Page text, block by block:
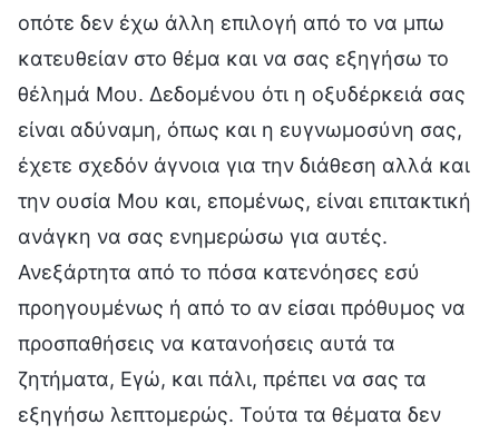
οπότε δεν έχω άλλη επιλογή από το να μπω
κατευθείαν στο θέμα και να σας εξηγήσω το
θέλημά Μου. Δεδομένου ότι η οξυδέρκειά σας
είναι αδύναμη, όπως και η ευγνωμοσύνη σας,
έχετε σχεδόν άγνοια για την διάθεση αλλά και
την ουσία Μου και, επομένως, είναι επιτακτική
ανάγκη να σας ενημερώσω για αυτές.
Ανεξάρτητα από το πόσα κατενόησες εσύ
προηγουμένως ή από το αν είσαι πρόθυμος να
προσπαθήσεις να κατανοήσεις αυτά τα
ζητήματα, Εγώ, και πάλι, πρέπει να σας τα
εξηγήσω λεπτομερώς. Τούτα τα θέματα δεν